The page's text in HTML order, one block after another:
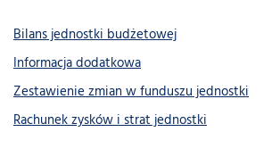
Bilans jednostki budżetowej
Informacja dodatkowa
Zestawienie zmian w funduszu jednostki
Rachunek zysków i strat jednostki